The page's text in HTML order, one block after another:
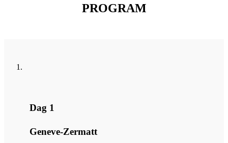
PROGRAM
Dag 1
Geneve-Zermatt